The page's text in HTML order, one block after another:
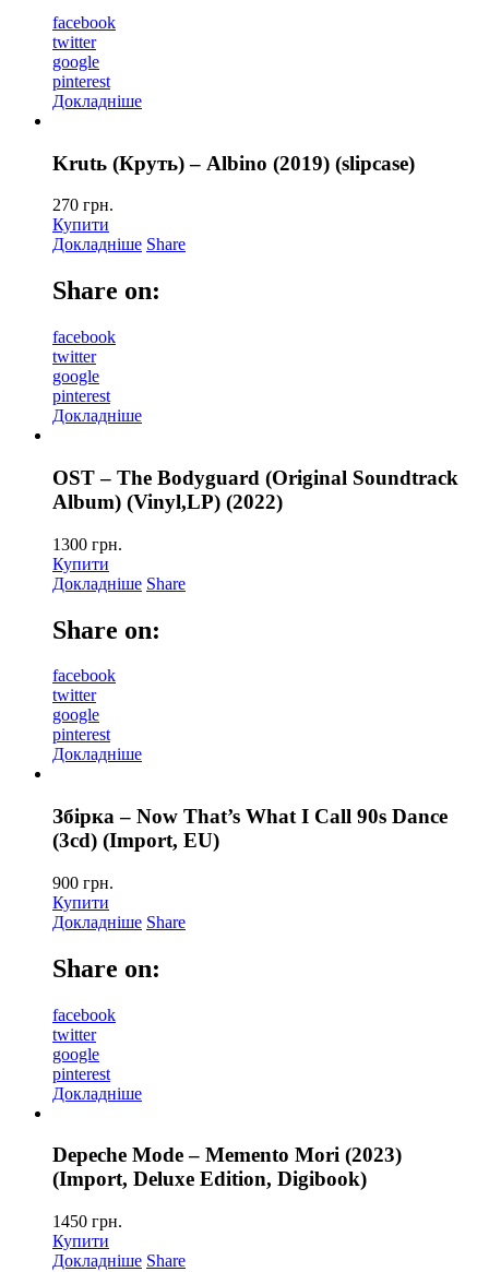
facebook
twitter
google
pinterest
Докладніше
Krutь (Круть) – Albino (2019) (slipcase)
270 грн.
Купити
Докладніше Share
Share on:
facebook
twitter
google
pinterest
Докладніше
OST – The Bodyguard (Original Soundtrack
Album) (Vinyl,LP) (2022)
1300 грн.
Купити
Докладніше Share
Share on:
facebook
twitter
google
pinterest
Докладніше
Збірка – Now That’s What I Call 90s Dance
(3cd) (Import, EU)
900 грн.
Купити
Докладніше Share
Share on:
facebook
twitter
google
pinterest
Докладніше
Depeche Mode – Memento Mori (2023)
(Import, Deluxe Edition, Digibook)
1450 грн.
Купити
Докладніше Share